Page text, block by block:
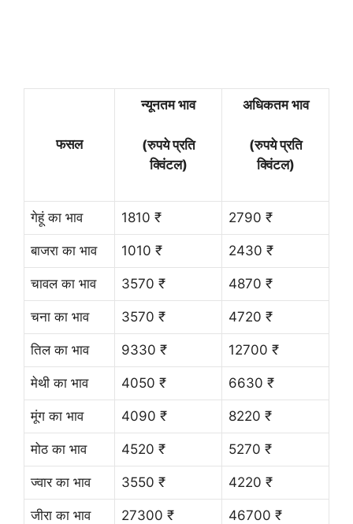
फसल
न्यूनतम भाव
(रुपये प्रति
क्विंटल)
अधिकतम भाव
(रुपये प्रति
क्विंटल)
गेहूं का भाव 1810 ₹ 2790 ₹
बाजरा का भाव 1010 ₹ 2430 ₹
चावल का भाव 3570 ₹ 4870 ₹
चना का भाव 3570 ₹ 4720 ₹
तिल का भाव 9330 ₹ 12700 ₹
मेथी का भाव 4050 ₹ 6630 ₹
मूंग का भाव 4090 ₹ 8220 ₹
मोठ का भाव 4520 ₹ 5270 ₹
ज्वार का भाव 3550 ₹ 4220 ₹
जीरा का भाव 27300 ₹ 46700 ₹